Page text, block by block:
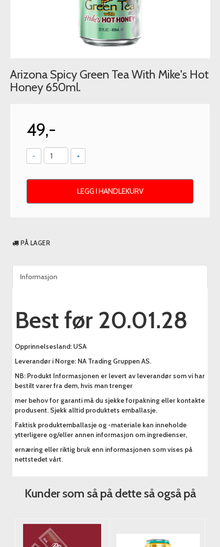
Arizona Spicy Green Tea With Mike's Hot
Honey 650ml.
49,-
- +
LEGG I HANDLEKURV
PÅ LAGER
Informasjon
Best før 20.01.28
Opprinnelsesland: USA
Leverandør i Norge: NA Trading Gruppen AS.
NB: Produkt Informasjonen er levert av leverandør som vi har
bestilt varer fra dem, hvis man trenger
mer behov for garanti må du sjekke forpakning eller kontakte
produsent. Sjekk alltid produktets emballasje.
Faktisk produktemballasje og -materiale kan inneholde
ytterligere og/eller annen informasjon om ingredienser,
ernæring eller riktig bruk enn informasjonen som vises på
nettstedet vårt.
Kunder som så på dette så også på